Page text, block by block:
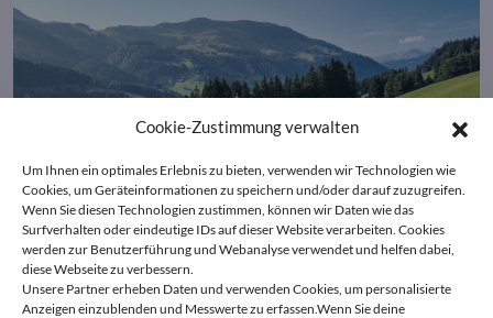
Cookie-Zustimmung verwalten
Um Ihnen ein optimales Erlebnis zu bieten, verwenden wir Technologien wie
Cookies, um Geräteinformationen zu speichern und/oder darauf zuzugreifen.
Wenn Sie diesen Technologien zustimmen, können wir Daten wie das
Surfverhalten oder eindeutige IDs auf dieser Website verarbeiten. Cookies
werden zur Benutzerführung und Webanalyse verwendet und helfen dabei,
diese Webseite zu verbessern.
Unsere Partner erheben Daten und verwenden Cookies, um personalisierte
Anzeigen einzublenden und Messwerte zu erfassen.Wenn Sie deine